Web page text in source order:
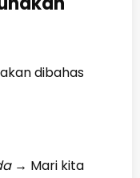
dibahas
→ Mari kita